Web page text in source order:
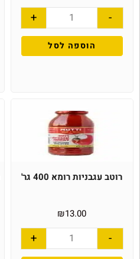
-
+
הוספה לסל
רוטב עגבניות רומא 400 גר'
₪13.00
-
+